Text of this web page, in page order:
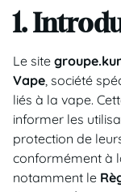
1.
Le site
Vape , société
liés à la vape.
informer les
protection de
conformément à
notamment le